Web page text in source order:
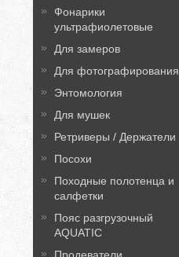
Фонарики
ультрафиолетовые
Для замеров
Для фотографирования
Энтомология
Для мушек
Ретриверы / Держатели
Посохи
Походные полотенца и
салфетки
Пояс разгрузочный
AQUATIC